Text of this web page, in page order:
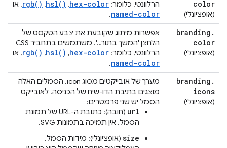
color
(אופציונלי)
הרלוונטי, כלומר: hex-color
,
hsl()
,
rgb(), או
named-color
.
branding .
color
(אופציונלי)
אפשרות מיתוג שקובעת את צבע הטקסט של
הלחצן 'המשך בתור…'. משתמשים בתחביר CSS
הרלוונטי, כלומר: hex-color
,
hsl()
,
rgb(), או
named-color
.
branding .
icons
(אופציונלי)
מערך של אובייקטים מסוג icon. הסמלים האלה
מוצגים בתיבת הדו-שיח של הכניסה. לאובייקט
הסמל יש שני פרמטרים:
url
(חובה): כתובת ה-URL של תמונת
הסמל. אין תמיכה בתמונות SVG.
size (אופציונלי): מידות הסמל.